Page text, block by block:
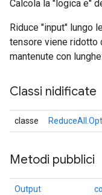
Calcola la "logica e"
Riduce "input" lungo
tensore viene ridotto
mantenute con
Classi nidificate
classe
Metodi pubblici
Output